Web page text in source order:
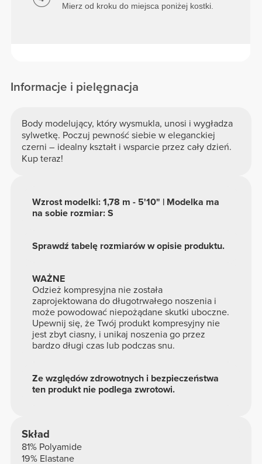
Mierz od kroku do miejsca poniżej kostki.
Informacje i pielęgnacja
Body modelujący, który wysmukla, unosi i wygładza
sylwetkę. Poczuj pewność siebie w eleganckiej
czerni – idealny kształt i wsparcie przez cały dzień.
Kup teraz!
Ze względów zdrowotnych i bezpieczeństwa
ten produkt nie podlega zwrotowi.
WAŻNE
Odzież kompresyjna nie została
zaprojektowana do długotrwałego noszenia i
może powodować niepożądane skutki uboczne.
Upewnij się, że Twój produkt kompresyjny nie
jest zbyt ciasny, i unikaj noszenia go przez
bardzo długi czas lub podczas snu.
Sprawdź tabelę rozmiarów w opisie produktu.
Wzrost modelki: 1,78 m - 5'10" | Modelka ma
na sobie rozmiar: S
Skład
81% Polyamide
19% Elastane